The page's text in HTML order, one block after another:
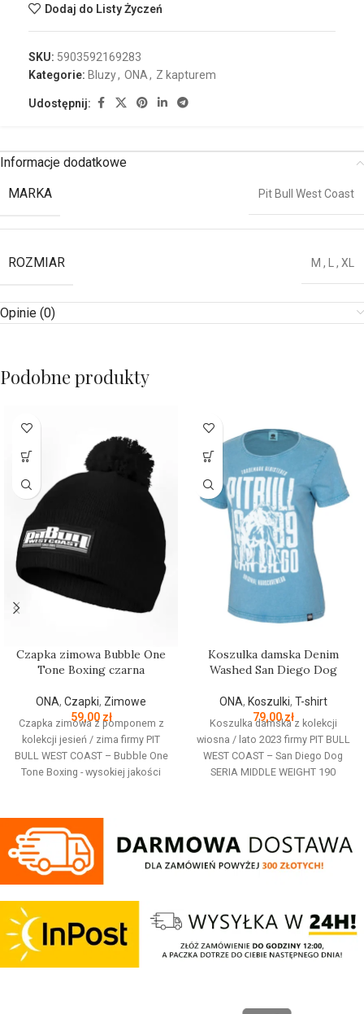
Dodaj do Listy Życzeń
SKU: 5903592169283
Kategorie: Bluzy, ONA, Z kapturem
Udostępnij:
Informacje dodatkowe
MARKA
Pit Bull West Coast
ROZMIAR M , L, XL
Opinie (0)
Podobne produkty
Czapka zimowa Bubble One
Tone Boxing czarna
ONA, Czapki, Zimowe
59,00 zł
Czapka zimowa z pomponem z
kolekcji jesień / zima firmy PIT
BULL WEST COAST – Bubble One
Tone Boxing - wysokiej jakości
merynosowej - podszyta miękkim
i ciepłym polarem typu Windblock
chroniącym przed wiatrem -
idealna na bardzo niskie zimowe
temperatury - lekko elastyczna
dzianina dopasowuje się do
kształtów głowy - duża
prostokątna żakardowa naszywka
z logo marki - materiał
zewnętrzny: 10% wełna merino /
Koszulka damska Denim
Washed San Diego Dog
ONA, Koszulki, T-shirt
79,00zł
Koszulka damska z kolekcji
wiosna / lato 2023 firmy PIT BULL
WEST COAST – San Diego Dog
SERIA MIDDLE WEIGHT 190
vintage - T-shirt wykonany z
najwyższej jakości bawełny o
gramaturze 190 g/m2 - miękka
otarciami - duży nadruk z przodu -
duża tkana naszywka z logo marki
PIT BULL WEST COAST u dołu